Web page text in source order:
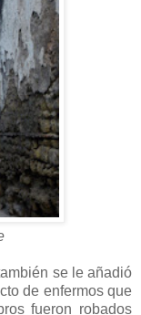
se le añadió
de enfermos que
fueron robados